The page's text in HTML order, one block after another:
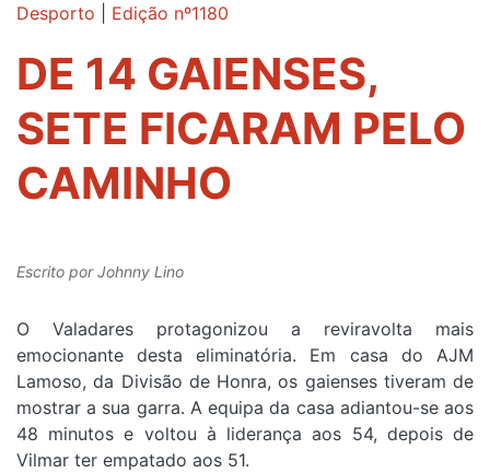
Desporto Edição nº1180
DE 14 GAIENSES,
SETE FICARAM PELO
CAMINHO
Escrito porJohnny Lino
O Valadares protagonizou a reviravolta mais
emocionante desta eliminatória. Em casa do AJM
Lamoso, da Divisão de Honra, os gaienses tiveram de
mostrar a sua garra. A equipa da casa adiantou-se aos
48 minutos e voltou à liderança aos 54, depois de
Vilmar ter empatado aos 51.